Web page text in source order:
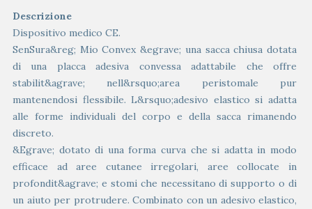
Descrizione
Dispositivo medico CE.
SenSura&reg; Mio Convex &egrave; una sacca chiusa dotata
di una placca adesiva convessa adattabile che offre
stabilit&agrave; nell&rsquo;area peristomale pur
mantenendosi flessibile. L&rsquo;adesivo elastico si adatta
alle forme individuali del corpo e della sacca rimanendo
discreto.
&Egrave; dotato di una forma curva che si adatta in modo
efficace ad aree cutanee irregolari, aree collocate in
profondit&agrave; e stomi che necessitano di supporto o di
un aiuto per protrudere. Combinato con un adesivo elastico,